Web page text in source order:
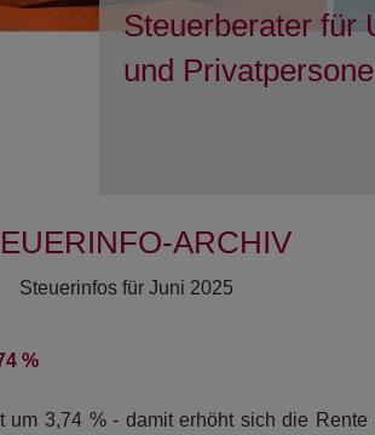
Steuerberater für
und
ARCHIV
Steuerinfos für Juni 2025
%
um 3,74 % - damit erhöht sich die